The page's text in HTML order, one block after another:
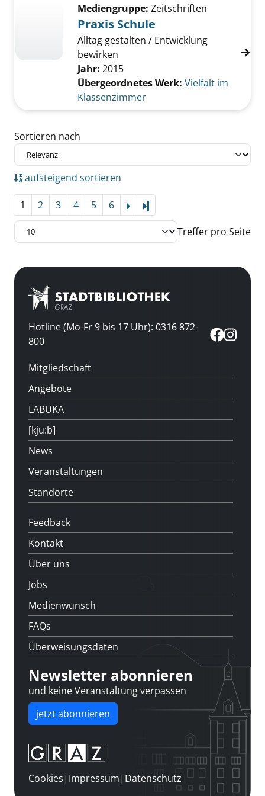
Mediengruppe: Zeitschriften
Praxis Schule
Alltag gestalten / Entwicklung
bewirken
Jahr: 2015
Übergeordnetes Werk: Vielfalt im
Klassenzimmer
Zu den Suchfiltern springen
Sortieren nach
aufsteigend sortieren
1 2 3 4 5 6
Treffer pro Seite
Hotline (Mo-Fr 9 bis 17 Uhr): 0316 872-
800
Mitgliedschaft
Angebote
LABUKA
[kju:b]
News
Veranstaltungen
Standorte
Feedback
Kontakt
Über uns
Jobs
Medienwunsch
FAQs
Überweisungsdaten
Newsletter abonnieren
und keine Veranstaltung verpassen
jetzt abonnieren
Cookies| Impressum| Datenschutz